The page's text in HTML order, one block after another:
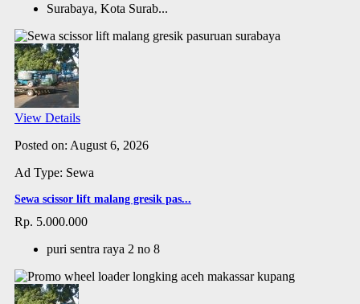
Surabaya, Kota Surab...
View Details
Posted on: August 6, 2026
Ad Type: Sewa
Sewa scissor lift malang gresik pas...
Rp. 5.000.000
puri sentra raya 2 no 8